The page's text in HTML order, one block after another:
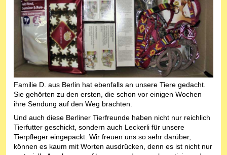
Familie D. aus Berlin hat ebenfalls an unsere Tiere gedacht.
Sie gehörten zu den ersten, die schon vor einigen Wochen
ihre Sendung auf den Weg brachten.
Und auch diese Berliner Tierfreunde haben nicht nur reichlich
Tierfutter geschickt, sondern auch Leckerli für unsere
Tierpfleger eingepackt. Wir freuen uns so sehr darüber,
können es kaum mit Worten ausdrücken, denn es ist nicht nur